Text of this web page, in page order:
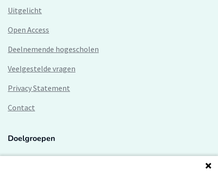
Uitgelicht
Open Access
Deelnemende hogescholen
Veelgestelde vragen
Privacy Statement
Contact
Doelgroepen